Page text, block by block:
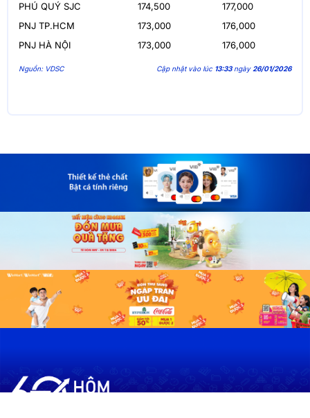
PHÚ QUÝ SJC
174,500
177,000
PNJ TP.HCM
173,000
176,000
PNJ HÀ NỘI
173,000 176,000
Nguồn: VDSC Cập nhật vào lúc 13:33ngày 26/01/2026